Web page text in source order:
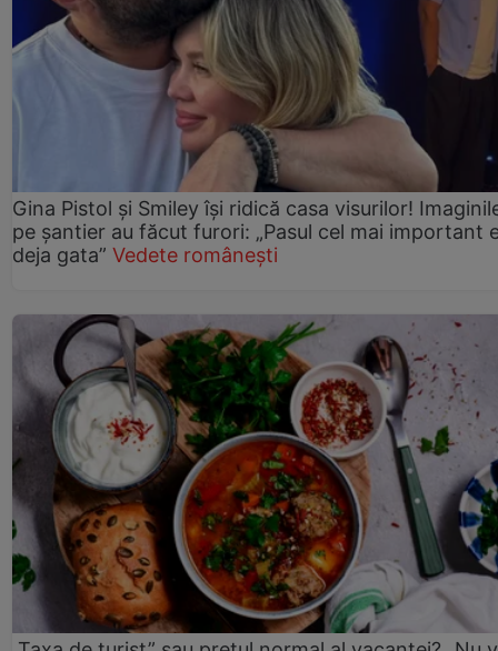
Gina Pistol și Smiley își ridică casa visurilor!
pe șantier au făcut furori: „Pasul cel mai important
deja gata” Vedete românești